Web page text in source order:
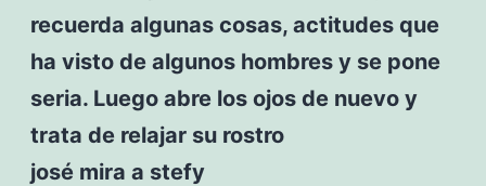
recuerda algunas cosas, actitudes que
ha visto de algunos hombres y se pone
seria. Luego abre los ojos de nuevo y
trata de relajar su rostro
josé mira a stefy